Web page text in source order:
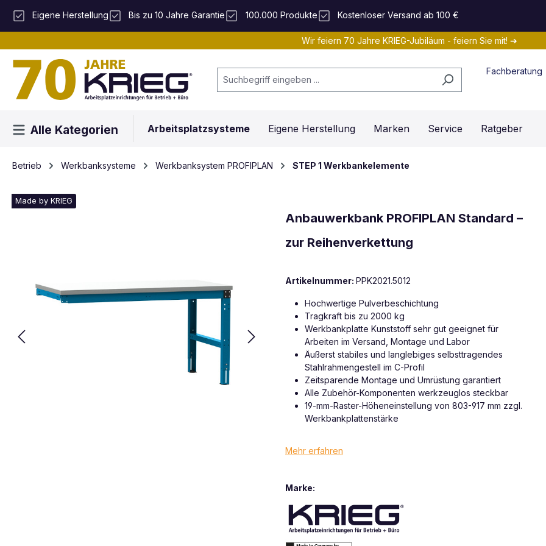
Hauptinhalt springen
Zur Suche springen
Zur Hauptnavigation springen
Eigene Herstellung Bis zu 10 Jahre Garantie 100.000 Produkte Kostenloser Versand ab 100 €
Wir feiern 70 Jahre KRIEG-Jubiläum - feiern Sie mit! ➔
Fachberatung
Alle Kategorien Arbeitsplatzsysteme Eigene Herstellung Marken Service Ratgeber
Betrieb Werkbanksysteme Werkbanksystem PROFIPLAN STEP 1 Werkbankelemente
Made by KRIEG
Anbauwerkbank PROFIPLAN Standard –
zur Reihenverkettung
Artikelnummer: PPK2021.5012
Hochwertige Pulverbeschichtung
Tragkraft bis zu 2000 kg
Werkbankplatte Kunststoff sehr gut geeignet für
Arbeiten im Versand, Montage und Labor
Äußerst stabiles und langlebiges selbsttragendes
Stahlrahmengestell im C-Profil
Zeitsparende Montage und Umrüstung garantiert
Alle Zubehör-Komponenten werkzeuglos steckbar
19-mm-Raster-Höheneinstellung von 803-917 mm zzgl.
Werkbankplattenstärke
Mehr erfahren
Marke: